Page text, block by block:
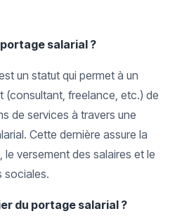
salarial ?
un statut qui permet à un
(consultant, freelance, etc.) de
de services à travers une
Cette dernière assure la
versement des salaires et le
sociales.
du portage salarial ?